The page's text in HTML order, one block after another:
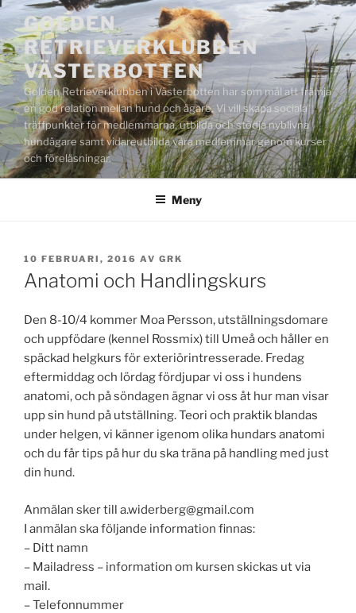
Hoppa
innehåll
GOLDEN
RETRIEVERKLUBBEN
VÄSTERBOTTEN
Golden Retrieverklubben i Västerbotten har som mål att främja
en god relation mellan hund och ägare. Vi vill skapa sociala
träffpunkter för medlemmarna, utbilda och stödja nyblivna
hundägare samt vidareutbilda våra medlemmar genom kurser
och föreläsningar.
Meny
PUBLICERAT
10 FEBRUARI, 2016 AV GRK
Anatomi och Handlingskurs
Den 8-10/4 kommer Moa Persson, utställningsdomare
och uppfödare (kennel Rossmix) till Umeå och håller en
späckad helgkurs för exteriörintresserade. Fredag
eftermiddag och lördag fördjupar vi oss i hundens
anatomi, och på söndagen ägnar vi oss åt hur man visar
upp sin hund på utställning. Teori och praktik blandas
under helgen, vi känner igenom olika hundars anatomi
och du får tips på hur du ska träna på handling med just
din hund.
Anmälan sker till a.widerberg@gmail.com
I anmälan ska följande information finnas:
– Ditt namn
– Mailadress – information om kursen skickas ut via
mail.
– Telefonnummer